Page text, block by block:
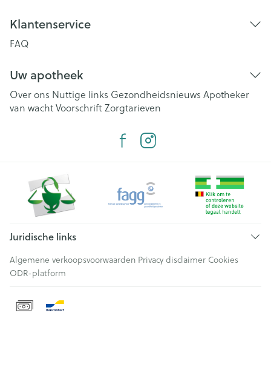
Klantenservice
FAQ
Uw apotheek
Over ons Nuttige links Gezondheidsnieuws Apotheker
van wachtVoorschriftZorgtarieven
Juridische links
Algemene verkoopsvoorwaarden Privacy disclaimer Cookies
ODR-platform